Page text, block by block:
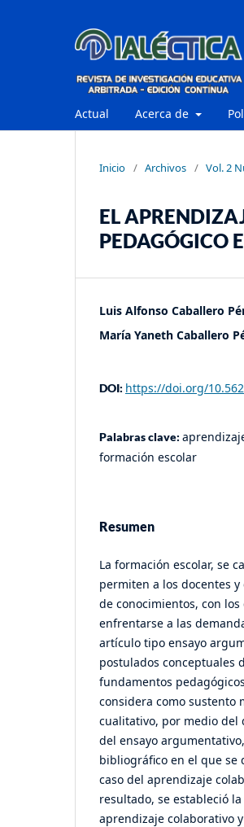
Actual Acerca de
Inicio / Archivos / Vol. 2
EL
PEDAGÓGICO
Luis Alfonso Caballero
María Yaneth Caballero
DOI: https://doi.org/
Palabras clave:
formación escolar
Resumen
La formación escolar, se
permiten a los docentes
de conocimientos, con
enfrentarse a las
artículo tipo ensayo
postulados conceptuales
fundamentos
considera como sustento
cualitativo, por medio del
del ensayo
bibliográfico en el que se
caso del aprendizaje
resultado, se estableció
aprendizaje colaborativo